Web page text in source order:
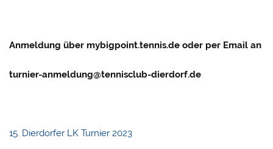
Anmeldung über mybigpoint.tennis.de oder per Email an
turnier-anmeldung@tennisclub-dierdorf.de
15. Dierdorfer LK Turnier 2023